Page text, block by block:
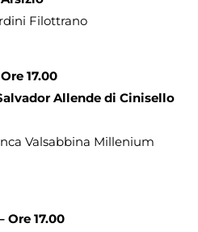
Filottrano
17.00
Allende di Cinisello
Valsabbina Millenium
Ore 17.00